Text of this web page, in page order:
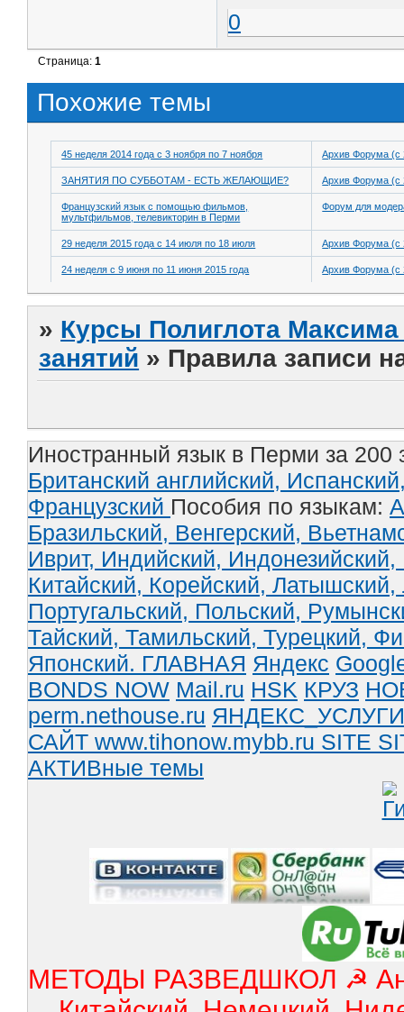
0
Страница:1
Похожие темы
45 неделя 2014 года с 3 ноября по 7 ноября Архив Форума (с
ЗАНЯТИЯ ПО СУББОТАМ - ЕСТЬ ЖЕЛАЮЩИЕ? Архив Форума (с
Французский язык с помощью фильмов,
мультфильмов, телевикторин в Перми
Форум для
29 неделя 2015 года с 14 июля по 18 июля Архив Форума (с
24 неделя с 9 июня по 11 июня 2015 года Архив Форума (с
» Курсы Полиглота
занятий » Правила записи
Иностранный язык в Перми за 200
Британский английский,
Французский Пособия по языкам:
Бразильский, Венгерский,
Иврит, Индийский, Индонезийский,
Китайский, Корейский, Латышский,
Португальский, Польский,
Тайский, Тамильский, Турецкий,
Японский. ГЛАВНАЯ Яндекс
BONDS NOW Mail.ru HSK КРУЗ
perm.nethouse.ru ЯНДЕКС_УСЛУГИ
САЙТ www.tihonow.mybb.ru SITE
АКТИВные темы
МЕТОДЫ РАЗВЕДШКОЛ ☭